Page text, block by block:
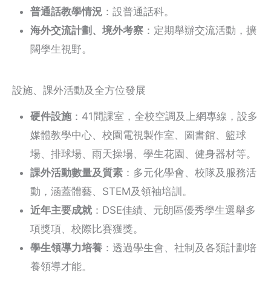
普通話教學情況 ：設普通話科。
海外交流計劃、境外考察 ：定期舉辦交流活動，擴
闊學生視野。
設施、課外活動及全方位發展
硬件設施：41間課室，全校空調及上網專線，設多
媒體教學中心、校園電視製作室、圖書館、籃球
場、排球場、雨天操場、學生花園、健身器材等。
課外活動數量及質素 ：多元化學會、校隊及服務活
動，涵蓋體藝、STEM及領袖培訓。
近年主要成就 ：DSE佳績、元朗區優秀學生選舉多
項獎項、校際比賽獲獎。
學生領導力培養 ：透過學生會、社制及各類計劃培
養領導才能。